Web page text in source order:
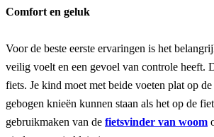
Comfort en geluk
Voor de beste eerste ervaringen is het
veilig voelt en een gevoel van controle heeft.
fiets. Je kind moet met beide voeten plat op
gebogen knieën kunnen staan als het op de
gebruikmaken van de fietsvinder van woom